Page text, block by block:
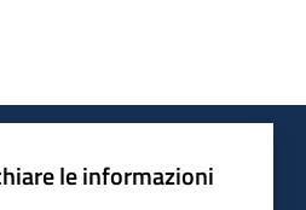
le informazioni